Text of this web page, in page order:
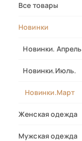
Все товары
Новинки
Новинки. Апрель
Новинки.Июль.
Новинки.Март
Женская одежда
Мужская одежда